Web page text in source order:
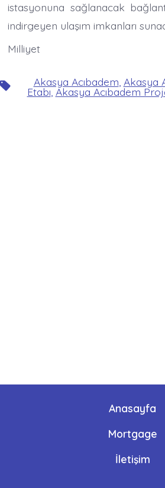
istasyonuna sağlanacak
indirgeyen ulaşım imkanları
Milliyet
EtiketlerAkasya Acıbadem Akasya
Etabı Akasya Acıbadem
Anasayfa
Mortgage
İletişim